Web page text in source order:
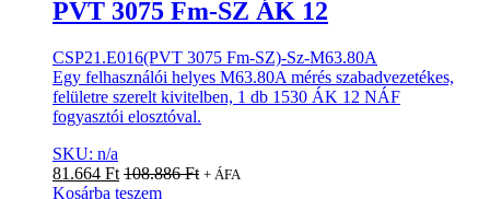
PVT 3075 Fm-SZ ÁK 12
CSP21.E016(PVT 3075 Fm-SZ)-Sz-M63.80A
Egy felhasználói helyes M63.80A mérés szabadvezetékes,
felületre szerelt kivitelben, 1 db 1530 ÁK 12 NÁF
fogyasztói elosztóval.
SKU: n/a
81.664 Ft 108.886Ft + ÁFA
Kosárba teszem